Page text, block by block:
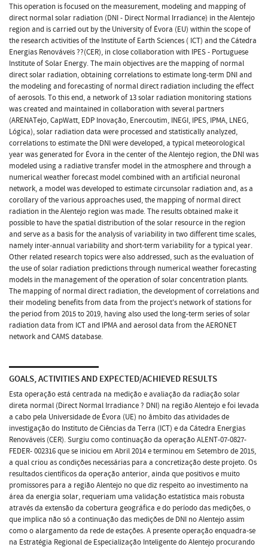
This operation is focused on the measurement, modeling and mapping of
direct normal solar radiation (DNI - Direct Normal Irradiance) in the Alentejo
region and is carried out by the University of Évora (EU) within the scope of
the research activities of the Institute of Earth Sciences ( ICT) and the Cátedra
Energias Renováveis ??(CER), in close collaboration with IPES - Portuguese
Institute of Solar Energy. The main objectives are the mapping of normal
direct solar radiation, obtaining correlations to estimate long-term DNI and
the modeling and forecasting of normal direct radiation including the effect
of aerosols. To this end, a network of 13 solar radiation monitoring stations
was created and maintained in collaboration with several partners
(ARENATejo, CapWatt, EDP Inovação, Enercoutim, INEGI, IPES, IPMA, LNEG,
Lógica), solar radiation data were processed and statistically analyzed,
correlations to estimate the DNI were developed, a typical meteorological
year was generated for Évora in the center of the Alentejo region, the DNI was
modeled using a radiative transfer model in the atmosphere and through a
numerical weather forecast model combined with an artificial neuronal
network, a model was developed to estimate circunsolar radiation and, as a
corollary of the various approaches used, the mapping of normal direct
radiation in the Alentejo region was made. The results obtained make it
possible to have the spatial distribution of the solar resource in the region
and serve as a basis for the analysis of variability in two different time scales,
namely inter-annual variability and short-term variability for a typical year.
Other related research topics were also addressed, such as the evaluation of
the use of solar radiation predictions through numerical weather forecasting
models in the management of the operation of solar concentration plants.
The mapping of normal direct radiation, the development of correlations and
their modeling benefits from data from the project's network of stations for
the period from 2015 to 2019, having also used the long-term series of solar
radiation data from ICT and IPMA and aerosol data from the AERONET
network and CAMS database.
GOALS, ACTIVITIES AND EXPECTED/ACHIEVED RESULTS
Esta operação está centrada na medição e avaliação da radiação solar
direta normal (Direct Normal Irradiance ? DNI) na região Alentejo e foi levada
a cabo pela Universidade de Évora (UE) no âmbito das atividades de
investigação do Instituto de Ciências da Terra (ICT) e da Cátedra Energias
Renováveis (CER). Surgiu como continuação da operação ALENT-07-0827-
FEDER- 002316 que se iniciou em Abril 2014 e terminou em Setembro de 2015,
a qual criou as condições necessárias para a concretização deste projeto. Os
resultados científicos da operação anterior, ainda que positivos e muito
promissores para a região Alentejo no que diz respeito ao investimento na
área da energia solar, requeriam uma validação estatística mais robusta
através da extensão da cobertura geográfica e do período das medições, o
que implica não só a continuação das medições de DNI no Alentejo assim
como o alargamento da rede de estações. A presente operação enquadra-se
na Estratégia Regional de Especialização Inteligente do Alentejo procurando